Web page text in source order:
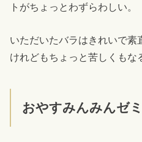
トがちょっとわずらわしい。
いただいたバラはきれいで素
けれどもちょっと苦しくもな
おやすみんみんゼミ